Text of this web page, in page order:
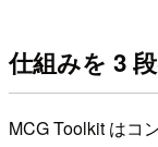
仕組みを 3
MCG Toolkit はコ